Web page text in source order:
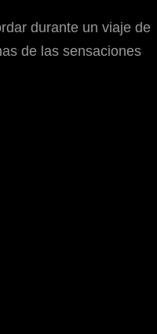
durante un viaje de
de las sensaciones